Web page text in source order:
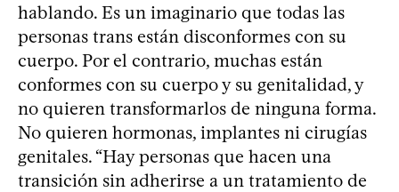
hablando. Es un imaginario que todas las
personas trans están disconformes con su
cuerpo. Por el contrario, muchas están
conformes con su cuerpo y su genitalidad, y
no quieren transformarlos de ninguna forma.
No quieren hormonas, implantes ni cirugías
genitales. “Hay personas que hacen una
transición sin adherirse a un tratamiento de